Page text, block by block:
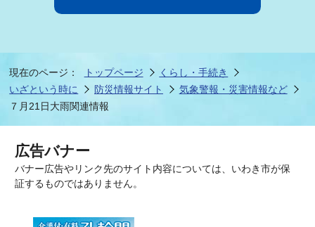
現在のページ： トップページ
くらし・手続き
いざという時に
防災情報サイト
気象警報・災害情報など
７月21日大雨関連情報
広告バナー
バナー広告やリンク先のサイト内容については、いわき市が保
証するものではありません。